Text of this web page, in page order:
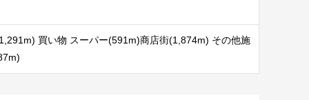
買い物 スーパー(591m)商店街(1,874m) その他施